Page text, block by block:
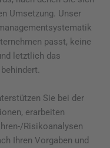
Umsetzung. Unser
passt, keine
letztlich das
Sie bei der
erarbeiten
Risikoanalysen
Ihren Vorgaben und